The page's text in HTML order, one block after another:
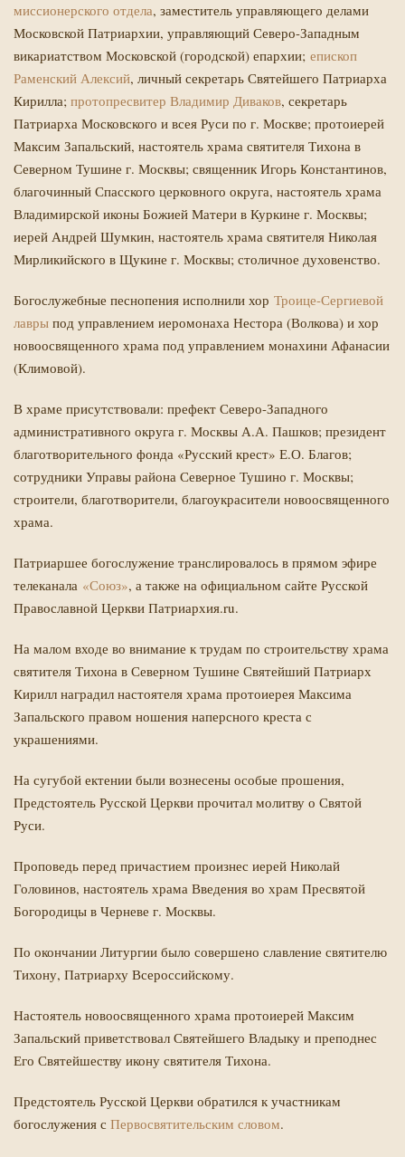
миссионерского отдела, заместитель управляющего делами
Московской Патриархии, управляющий Северо-Западным
викариатством Московской (городской) епархии; епископ
Раменский Алексий, личный секретарь Святейшего Патриарха
Кирилла; протопресвитер Владимир Диваков, секретарь
Патриарха Московского и всея Руси по г. Москве; протоиерей
Максим Запальский, настоятель храма святителя Тихона в
Северном Тушине г. Москвы; священник Игорь Константинов,
благочинный Спасского церковного округа, настоятель храма
Владимирской иконы Божией Матери в Куркине г. Москвы;
иерей Андрей Шумкин, настоятель храма святителя Николая
Мирликийского в Щукине г. Москвы; столичное духовенство.
Богослужебные песнопения исполнили хор Троице-Сергиевой
лавры под управлением иеромонаха Нестора (Волкова) и хор
новоосвященного храма под управлением монахини Афанасии
(Климовой).
В храме присутствовали: префект Северо-Западного
административного округа г. Москвы А.А. Пашков; президент
благотворительного фонда «Русский крест» Е.О. Благов;
сотрудники Управы района Северное Тушино г. Москвы;
строители, благотворители, благоукрасители новоосвященного
храма.
Патриаршее богослужение транслировалось в прямом эфире
телеканала «Союз», а также на официальном сайте Русской
Православной Церкви Патриархия.ru.
На малом входе во внимание к трудам по строительству храма
святителя Тихона в Северном Тушине Святейший Патриарх
Кирилл наградил настоятеля храма протоиерея Максима
Запальского правом ношения наперсного креста с
украшениями.
На сугубой ектении были вознесены особые прошения,
Предстоятель Русской Церкви прочитал молитву о Святой
Руси.
Проповедь перед причастием произнес иерей Николай
Головинов, настоятель храма Введения во храм Пресвятой
Богородицы в Черневе г. Москвы.
По окончании Литургии было совершено славление святителю
Тихону, Патриарху Всероссийскому.
Настоятель новоосвященного храма протоиерей Максим
Запальский приветствовал Святейшего Владыку и преподнес
Его Святейшеству икону святителя Тихона.
Предстоятель Русской Церкви обратился к участникам
богослужения с Первосвятительским словом.